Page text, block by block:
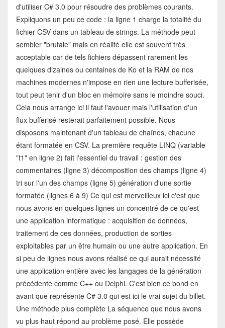
d'utiliser C# 3.0 pour résoudre des problèmes courants.
Expliquons un peu ce code : la ligne 1 charge la totalité du
fichier CSV dans un tableau de strings. La méthode peut
sembler "brutale" mais en réalité elle est souvent très
acceptable car de tels fichiers dépassent rarement les
quelques dizaines ou centaines de Ko et la RAM de nos
machines modernes n'impose en rien une lecture bufferisée,
tout peut tenir d'un bloc en mémoire sans le moindre souci.
Cela nous arrange ici il faut l'avouer mais l'utilisation d'un
flux bufferisé resterait parfaitement possible. Nous
disposons maintenant d'un tableau de chaînes, chacune
étant formatée en CSV. La première requête LINQ (variable
"t1" en ligne 2) fait l'essentiel du travail : gestion des
commentaires (ligne 3) décomposition des champs (ligne 4)
tri sur l'un des champs (ligne 5) génération d'une sortie
formatée (lignes 6 à 9) Ce qui est merveilleux ici c'est que
nous avons en quelques lignes un concentré de ce qu'est
une application informatique : acquisition de données,
traitement de ces données, production de sorties
exploitables par un être humain ou une autre application. En
si peu de lignes nous avons réalisé ce qui aurait nécessité
une application entière avec les langages de la génération
précédente comme C++ ou Delphi. C'est bien ce bond en
avant que représente C# 3.0 qui est ici le vrai sujet du billet.
Une méthode plus complète La séquence que nous avons
vu plus haut répond au problème posé. Elle possède